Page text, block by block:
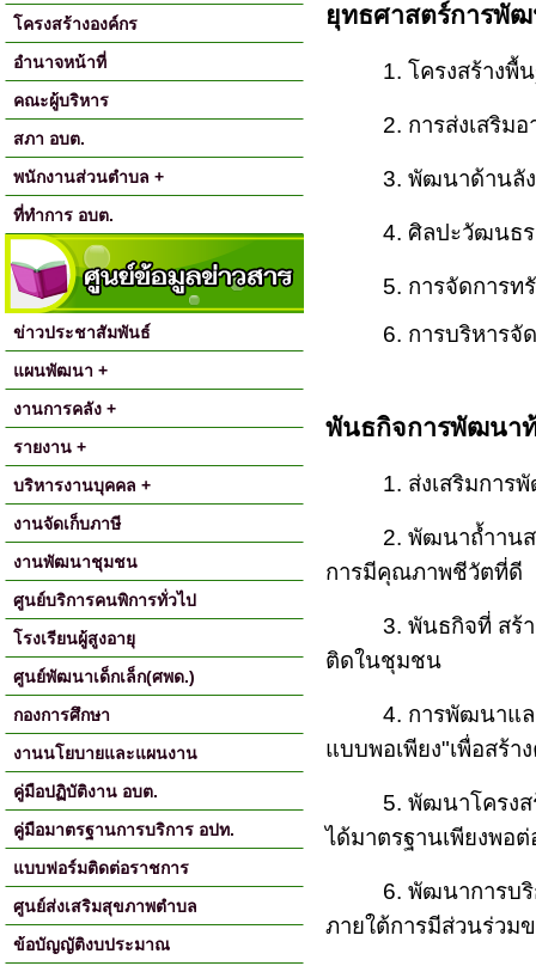
โครงสร้างองค์กร
อำนาจหน้าที่
คณะผู้บริหาร
สภา อบต.
พนักงานส่วนตำบล +
ที่ทำการ อบต.
ข่าวประชาสัมพันธ์
แผนพัฒนา +
งานการคลัง +
รายงาน +
บริหารงานบุคคล +
งานจัดเก็บภาษี
งานพัฒนาชุมชน
ศูนย์บริการคนพิการทั่วไป
โรงเรียนผู้สูงอายุ
ศูนย์พัฒนาเด็กเล็ก(ศพด.)
กองการศึกษา
งานนโยบายและแผนงาน
คู่มือปฏิบัติงาน อบต.
คู่มือมาตรฐานการบริการ อปท.
แบบฟอร์มติดต่อราชการ
ศูนย์ส่งเสริมสุขภาพตำบล
ข้อบัญญัติงบประมาณ
ยุทธศาสตร์การพั
1. โครงสร้างพื้
2. การส่งเสริม
3. พัฒนาด้านลั
4. ศิลปะวัฒนธ
5. การจัดการท
6. การบริหารจั
พันธกิจการพัฒนา
1. ส่งเสริมการ
2. พัฒนาถ้ำาน
การมีคุณภาพชีวัตที่ดี
3. พันธกิจที่ สร้
ติดในชุมชน
4. การพัฒนาแล
แบบพอเพียง"เพื่อสร้า
5. พัฒนาโครงส
ได้มาตรฐานเพียงพอ
6. พัฒนาการบ
ภายใต้การมีส่วนร่วม